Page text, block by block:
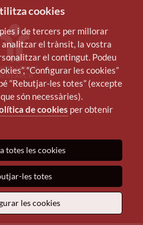
cookies
i de tercers per millorar
analitzar el trànsit, la vostra
el contingut. Podeu
“Configurar les cookies”
“Rebutjar-les totes” (excepte
són necessàries).
de cookies per obtenir
totes les cookies
les totes
les cookies